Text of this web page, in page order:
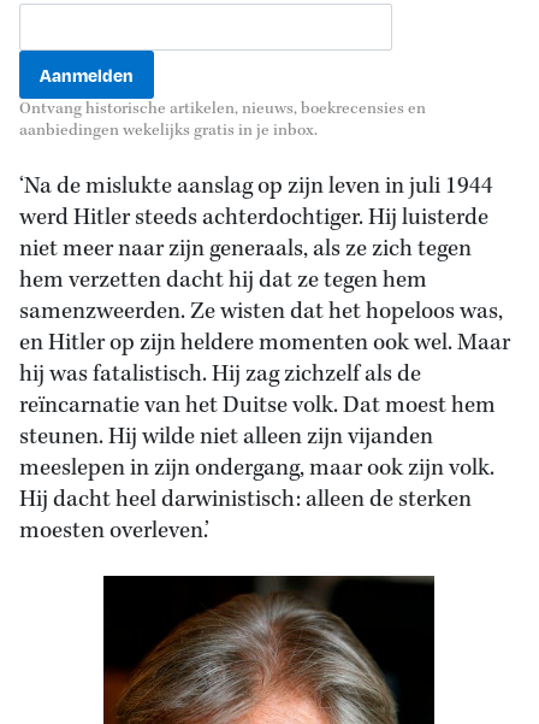
Ontvang historische artikelen, nieuws, boekrecensies en
aanbiedingen wekelijks gratis in je inbox.
‘Na de mislukte aanslag op zijn leven in juli 1944
werd Hitler steeds achterdochtiger. Hij luisterde
niet meer naar zijn generaals, als ze zich tegen
hem verzetten dacht hij dat ze tegen hem
samenzweerden. Ze wisten dat het hopeloos was,
en Hitler op zijn heldere momenten ook wel. Maar
hij was fatalistisch. Hij zag zichzelf als de
reïncarnatie van het Duitse volk. Dat moest hem
steunen. Hij wilde niet alleen zijn vijanden
meeslepen in zijn ondergang, maar ook zijn volk.
Hij dacht heel darwinistisch: alleen de sterken
moesten overleven.’